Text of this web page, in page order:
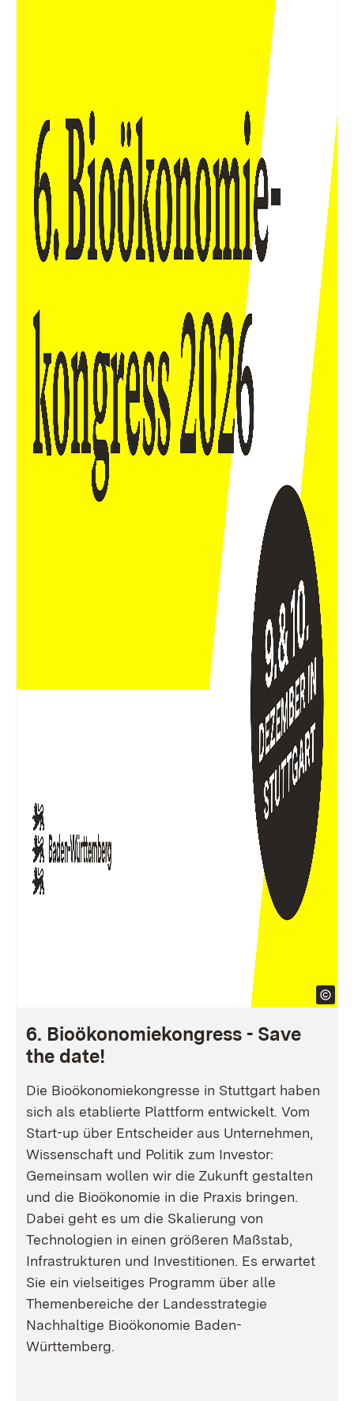
6. Bioökonomiekongress - Save
the date!
Die Bioökonomiekongresse in Stuttgart haben
sich als etablierte Plattform entwickelt. Vom
Start-up über Entscheider aus Unternehmen,
Wissenschaft und Politik zum Investor:
Gemeinsam wollen wir die Zukunft gestalten
und die Bioökonomie in die Praxis bringen.
Dabei geht es um die Skalierung von
Technologien in einen größeren Maßstab,
Infrastrukturen und Investitionen. Es erwartet
Sie ein vielseitiges Programm über alle
Themenbereiche der Landesstrategie
Nachhaltige Bioökonomie Baden-
Württemberg.